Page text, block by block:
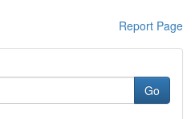
Report Page
Go